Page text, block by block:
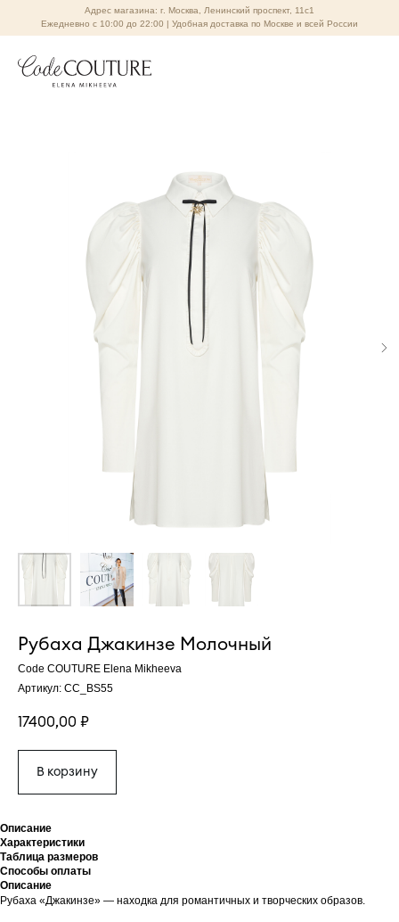
Адрес магазина: г. Москва, Ленинский проспект, 11с1
Ежедневно с 10:00 до 22:00 | Удобная доставка по Москве и всей России
Рубаха Джакинзе Молочный
Code COUTURE Elena Mikheeva
Артикул: CC_BS55
17400,00 ₽
В корзину
Описание
Характеристики
Таблица размеров
Способы оплаты
Описание
Рубаха «Джакинзе» — находка для романтичных и творческих образов.